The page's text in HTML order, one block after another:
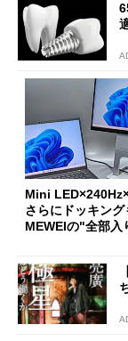
Mini LED×240Hz×
さらにドッキン
MEWEIの"全部入